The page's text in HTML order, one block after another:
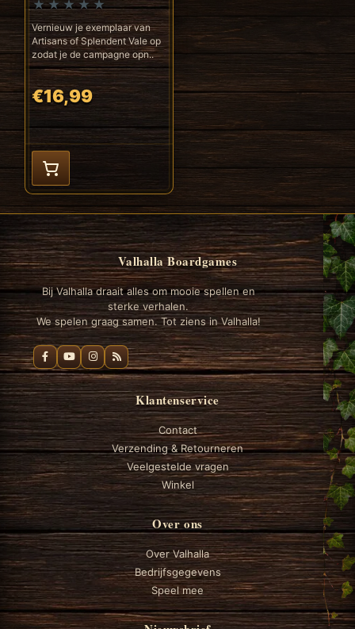
Vernieuw je exemplaar van
Artisans of Splendent Vale op
zodat je de campagne opn..
€16,99
Valhalla Boardgames
Bij Valhalla draait alles om mooie spellen en
sterke verhalen.
We spelen graag samen. Tot ziens in Valhalla!
Klantenservice
Contact
Verzending & Retourneren
Veelgestelde vragen
Winkel
Over ons
Over Valhalla
Bedrijfsgegevens
Speel mee